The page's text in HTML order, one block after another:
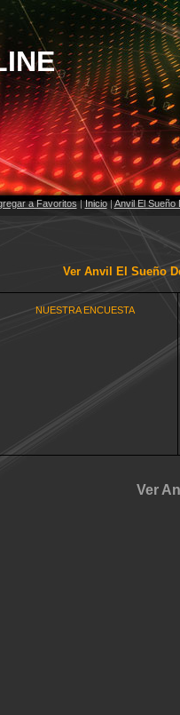
a Favoritos|Inicio|Anvil El Sueño
Ver Anvil El Sueño
NUESTRA ENCUESTA
Ver